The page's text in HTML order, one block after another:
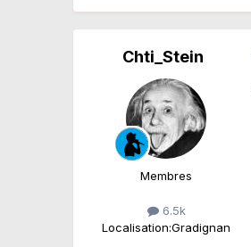
Chti_Stein
Membres
6.5k
Localisation:Gradignan